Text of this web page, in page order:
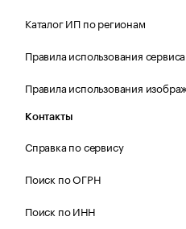
Каталог ИП по регионам
Правила использования сервиса
Правила использования
Контакты
Справка по сервису
Поиск по ОГРН
Поиск по ИНН